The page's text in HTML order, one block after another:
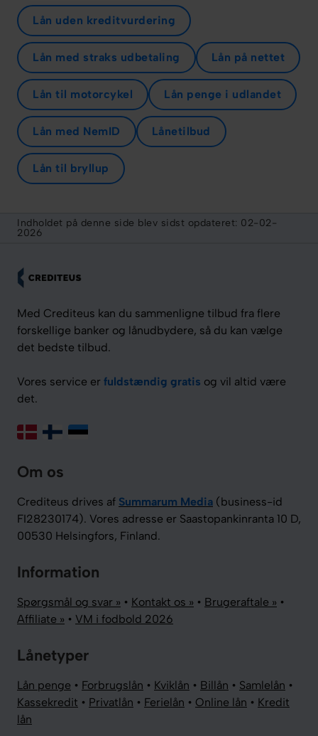
Lån uden kreditvurdering
Lån med straks udbetaling Lån på nettet
Lån til motorcykel Lån penge i udlandet
Lån med NemID Lånetilbud
Lån til bryllup
Indholdet på denne side blev sidst opdateret: 02-02-
2026
Med Crediteus kan du sammenligne tilbud fra flere
forskellige banker og lånudbydere, så du kan vælge
det bedste tilbud.
Vores service er fuldstændig gratis og vil altid være
det.
Om os
Crediteus drives af Summarum Media (business-id
FI28230174). Vores adresse er Saastopankinranta 10 D,
00530 Helsingfors, Finland.
Information
Spørgsmål og svar » • Kontakt os » • Brugeraftale » •
Affiliate » • VM i fodbold 2026
Lånetyper
Lån penge • Forbrugslån • Kviklån • Billån • Samlelån •
Kassekredit • Privatlån • Ferielån • Online lån • Kredit
lån